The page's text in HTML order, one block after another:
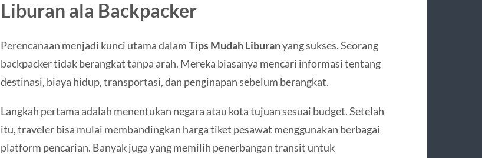
Liburan ala Backpacker
Perencanaan menjadi kunci utama dalamTips Mudah Liburanyang sukses. Seorang
backpacker tidak berangkat tanpa arah. Mereka biasanya mencari informasi tentang
destinasi, biaya hidup, transportasi, dan penginapan sebelum berangkat.
Langkah pertama adalah menentukan negara atau kota tujuan sesuai budget. Setelah
itu, traveler bisa mulai membandingkan harga tiket pesawat menggunakan berbagai
platform pencarian. Banyak juga yang memilih penerbangan transit untuk